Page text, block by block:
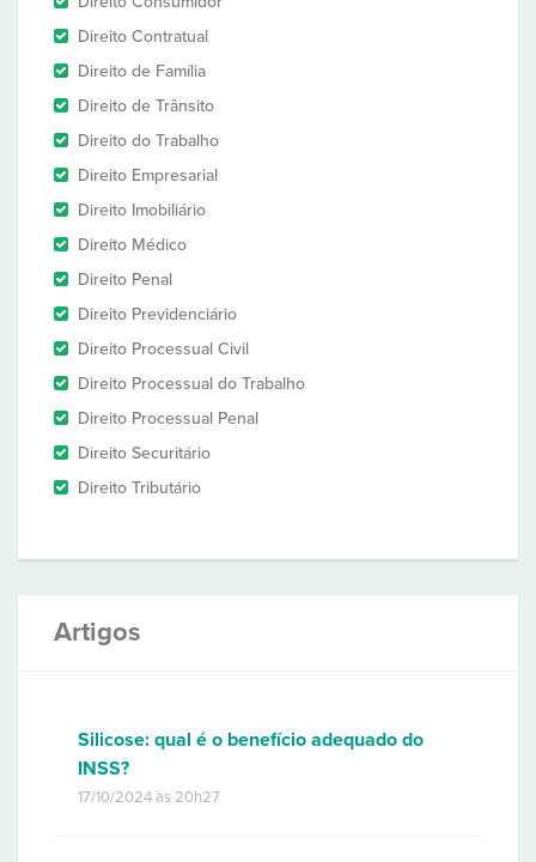
Direito Contratual
Direito de Família
Direito de Trânsito
Direito do Trabalho
Direito Empresarial
Direito Imobiliário
Direito Médico
Direito Penal
Direito Previdenciário
Direito Processual Civil
Direito Processual do Trabalho
Direito Processual Penal
Direito Securitário
Direito Tributário
Artigos
Silicose: qual é o benefício adequado do
INSS?
17/10/2024 às 20h27